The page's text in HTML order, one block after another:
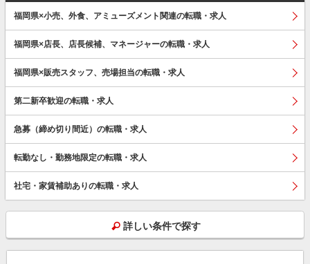
福岡県×小売、外食、アミューズメント関連の転職・求人
福岡県×店長、店長候補、マネージャーの転職・求人
福岡県×販売スタッフ、売場担当の転職・求人
第二新卒歓迎の転職・求人
急募（締め切り間近）の転職・求人
転勤なし・勤務地限定の転職・求人
社宅・家賃補助ありの転職・求人
詳しい条件で探す